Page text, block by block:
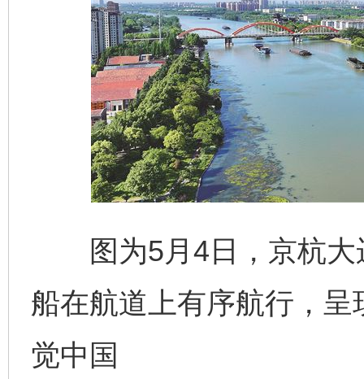
图为5月4日，京杭大
船在航道上有序航行，
觉中国